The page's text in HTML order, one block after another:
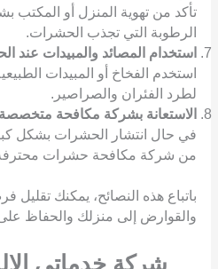
تأكد من تهوية المنزل أو المكتب
الرطوبة التي تجذب الحشرات.
استخدام المصائد والمبيدات عند
استخدم الفخاخ أو المبيدات
لطرد الفئران والصراصير.
الاستعانة بشركة مكافحة متخصصة
في حال انتشار الحشرات بشكل
من شركة مكافحة حشرات محترفة
باتباع هذه النصائح، يمكنك
والقوارض إلى منزلك والحفاظ
شركة خدماتي